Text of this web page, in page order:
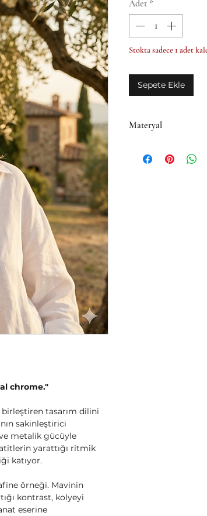
chrome."
tasarım dilini
sakinleştirici
metalik gücüyle
yarattığı ritmik
katıyor.
örneği. Mavinin
kontrast, kolyeyi
eserine
Adet *
Stokta sadece 1 adet
Sepete Ekle
Materyal
• Kapanış